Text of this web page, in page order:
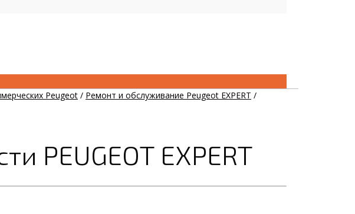
Peugeot / Ремонт и обслуживание Peugeot EXPERT /
PEUGEOT EXPERT